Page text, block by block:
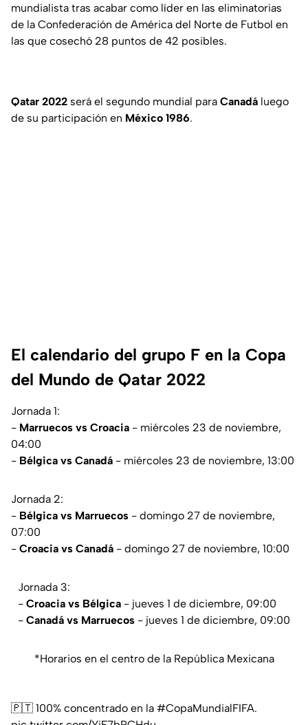
mundialista tras acabar como líder en las eliminatorias
de la Confederación de América del Norte de Futbol en
las que cosechó 28 puntos de 42 posibles.
Qatar 2022 será el segundo mundial para Canadá luego
de su participación en México 1986.
El calendario del grupo F en la Copa
del Mundo de Qatar 2022
Jornada 1:
- Marruecos vs Croacia - miércoles 23 de noviembre,
04:00
- Bélgica vs Canadá - miércoles 23 de noviembre, 13:00
Jornada 2:
- Bélgica vs Marruecos - domingo 27 de noviembre,
07:00
- Croacia vs Canadá - domingo 27 de noviembre, 10:00
Jornada 3:
- Croacia vs Bélgica - jueves 1 de diciembre, 09:00
- Canadá vs Marruecos - jueves 1 de diciembre, 09:00
*Horarios en el centro de la República Mexicana
🇵🇹 100% concentrado en la #CopaMundialFIFA.